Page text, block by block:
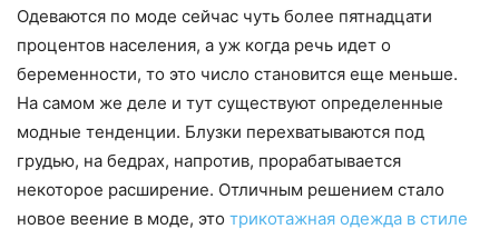
Одеваются по моде сейчас чуть более пятнадцати
процентов населения, а уж когда речь идет о
беременности, то это число становится еще меньше.
На самом же деле и тут существуют определенные
модные тенденции. Блузки перехватываются под
грудью, на бедрах, напротив, прорабатывается
некоторое расширение. Отличным решением стало
новое веение в моде, это трикотажная одежда в стиле